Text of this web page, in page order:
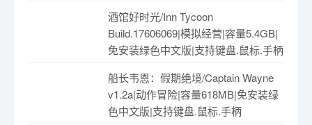
酒馆好时光/Inn Tycoon
Build.17606069|模拟经营|容量5.4GB|
免安装绿色中文版|支持键盘.鼠标.手柄
船长韦恩：假期绝境/Captain Wayne
v1.2a|动作冒险|容量618MB|免安装绿
色中文版|支持键盘.鼠标.手柄